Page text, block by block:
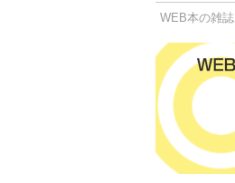
WEB本の雑誌